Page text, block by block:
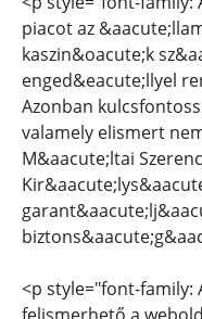
piacot az
kaszin&oacute;k
enged&eacute;llyel
Azonban
valamely elismert
M&aacute;ltai
<p style="font-family: